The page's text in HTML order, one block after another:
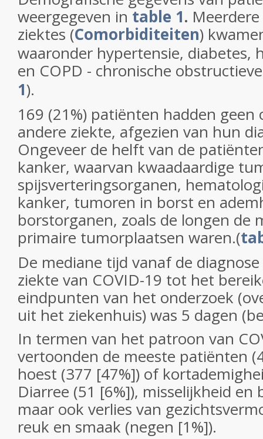
weergegeven in table 1.
ziektes (Comorbiditeiten)
waaronder hypertensie, diabetes,
en COPD - chronische
1).
169 (21%) patiënten hadden geen
andere ziekte, afgezien van hun
Ongeveer de helft van de
kanker, waarvan kwaadaardige
spijsverteringsorganen,
kanker, tumoren in borst en
borstorganen, zoals de longen de
primaire tumorplaatsen waren.(
De mediane tijd vanaf de
ziekte van COVID-19 tot het
eindpunten van het onderzoek
uit het ziekenhuis) was 5 dagen
In termen van het patroon van
vertoonden de meeste patiënten
hoest (377 [47%]) of
Diarree (51 [6%]), misselijkheid en
maar ook verlies van
reuk en smaak (negen [1%]).